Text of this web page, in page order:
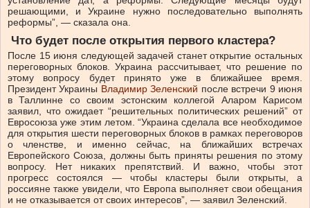
решающими, и Украине нужно последовательно выполнять
реформы”, — сказала она.
Что будет после открытия первого кластера?
После 15 июня следующей задачей станет открытие остальных
переговорных блоков. Украина рассчитывает, что решение по
этому вопросу будет принято уже в ближайшее время.
Президент Украины Владимир Зеленский после встречи 9 июня
в Таллинне со своим эстонским коллегой Аларом Карисом
заявил, что ожидает “решительных политических решений” от
Евросоюза уже этим летом. “Украина сделала все необходимое
для открытия шести переговорных блоков в рамках переговоров
о членстве, и именно сейчас, на ближайших встречах
Европейского Союза, должны быть приняты решения по этому
вопросу. Нет никаких препятствий. И важно, чтобы этот
прогресс состоялся — чтобы кластеры были открыты, а
россияне также увидели, что Европа выполняет свои обещания
и не отказывается от своих интересов”, — заявил Зеленский.